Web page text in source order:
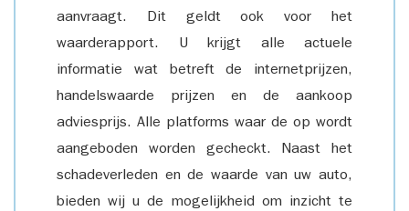
aanvraagt. Dit geldt ook voor het
waarderapport. U krijgt alle actuele
informatie wat betreft de internetprijzen,
handelswaarde prijzen en de aankoop
adviesprijs. Alle platforms waar de op wordt
aangeboden worden gecheckt. Naast het
schadeverleden en de waarde van uw auto,
bieden wij u de mogelijkheid om inzicht te